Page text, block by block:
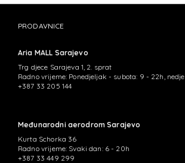
PRODAVNICE
Aria MALL Sarajevo
Trg djece Sarajeva 1, 2. sprat
Radno vrijeme: Ponedjeljak - subota: 9 - 22h,
+387 33 205 144
Međunarodni aerodrom Sarajevo
Kurta Schorka 36
Radno vrijeme: Svaki dan: 6 - 20h
+387 33 449 299